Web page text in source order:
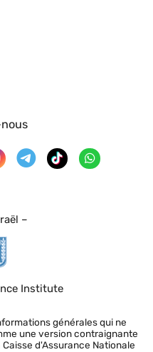
–
Institute
générales qui ne
une version contraignante
d'Assurance Nationale